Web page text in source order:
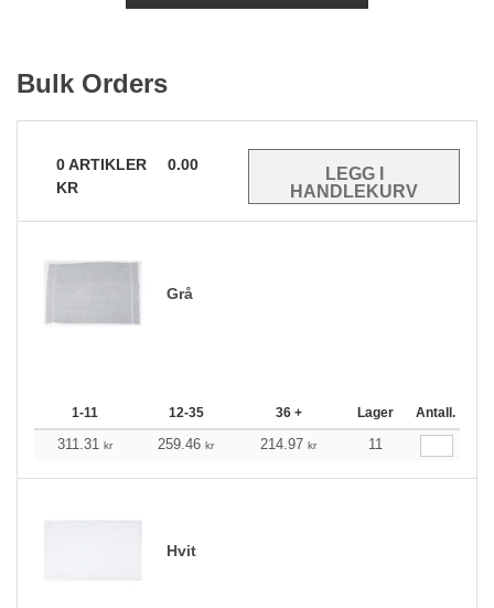
Bulk Orders
0ARTIKLER
0.00
KR
Grå
1-11 12-35 36 + Lager Antall.
311.31 kr 259.46 kr 214.97 kr 11
Hvit